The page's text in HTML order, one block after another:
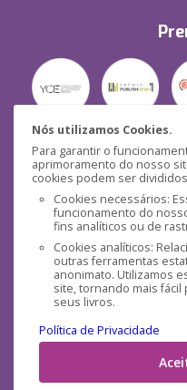
Nós utilizamos Cookies.
Para garantir o
aprimoramento do nosso
cookies podem ser
Cookies necessários:
funcionamento do
fins analíticos ou de
Cookies analíticos:
outras ferramentas
anonimato. Utilizamos
site, tornando mais
seus livros.
Política de Privacidade